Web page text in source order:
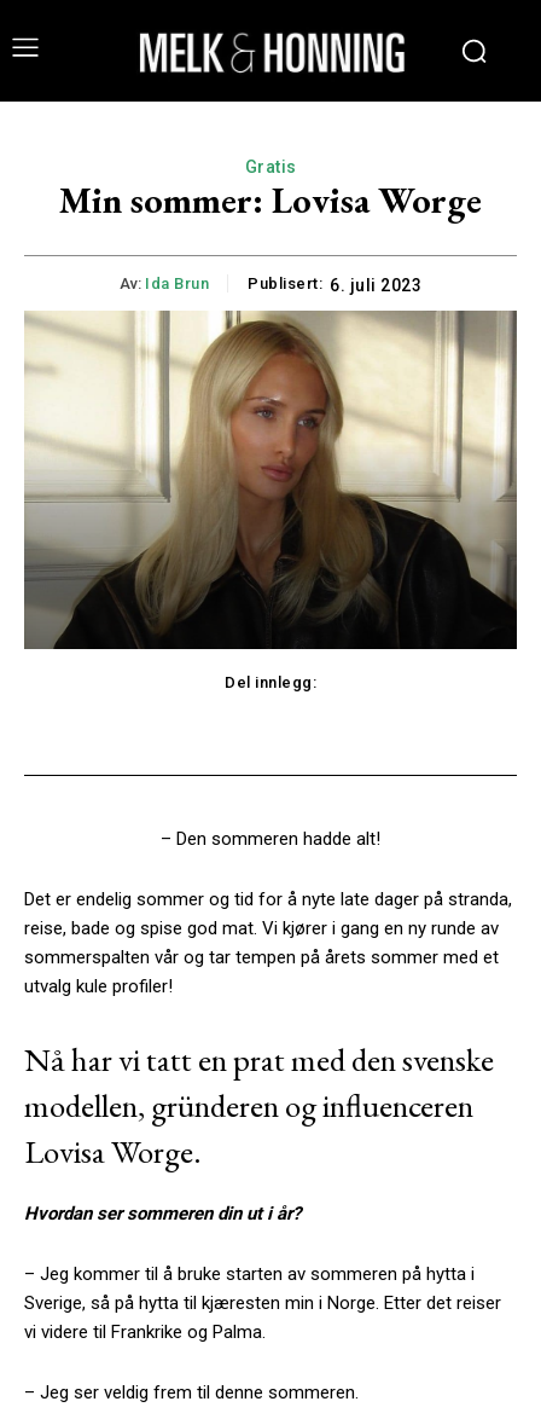
Gratis
Min sommer: Lovisa Worge
Av: Ida Brun Publisert: 6. juli 2023
Del innlegg:
– Den sommeren hadde alt!
Det er endelig sommer og tid for å nyte late dager på stranda,
reise, bade og spise god mat. Vi kjører i gang en ny runde av
sommerspalten vår og tar tempen på årets sommer med et
utvalg kule profiler!
Nå har vi tatt en prat med den svenske
modellen, gründeren og influenceren
Lovisa Worge.
Hvordan ser sommeren din ut i år?
– Jeg kommer til å bruke starten av sommeren på hytta i
Sverige, så på hytta til kjæresten min i Norge. Etter det reiser
vi videre til Frankrike og Palma.
– Jeg ser veldig frem til denne sommeren.